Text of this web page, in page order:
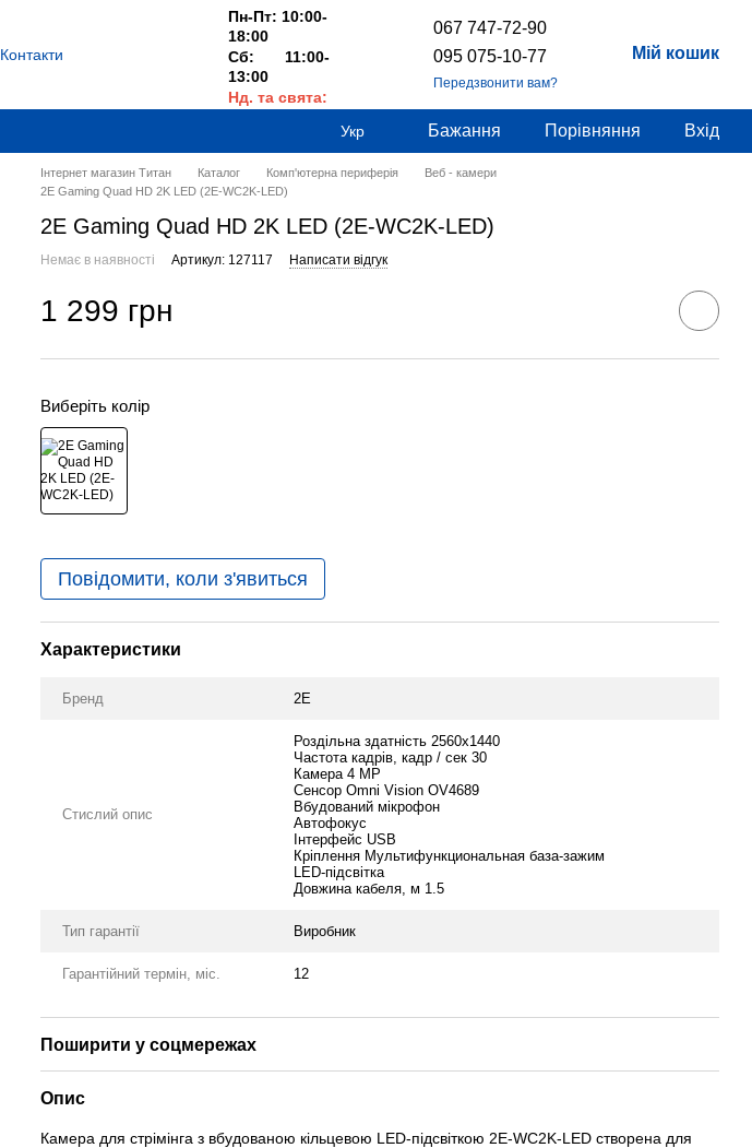
Контакти
Пн-Пт: 10:00-
18:00
Сб: 11:00-
13:00
Нд. та свята:
067 747-72-90
095 075-10-77
Передзвонити вам?
Мій кошик
Укр Бажання Порівняння Вхід
Інтернет магазин Титан Каталог Комп'ютерна периферія
Веб - камери
2E Gaming Quad HD 2K LED (2E-WC2K-LED)
2E Gaming Quad HD 2K LED (2E-WC2K-LED)
Немає в наявності Артикул: 127117 Написати відгук
1 299 грн
Виберіть колір
Повідомити, коли з'явиться
Характеристики
Бренд 2E
Стислий опис
Роздільна здатність 2560x1440
Частота кадрів, кадр / сек 30
Камера 4 MP
Сенсор Omni Vision OV4689
Вбудований мікрофон
Автофокус
Інтерфейс USB
Кріплення Мультифункциональная база-зажим
LED-підсвітка
Довжина кабеля, м 1.5
Тип гарантії Виробник
Гарантійний термін, міс. 12
Поширити у соцмережах
Опис
Камера для стрімінга з вбудованою кільцевою LED-підсвіткою 2E-WC2K-LED створена для